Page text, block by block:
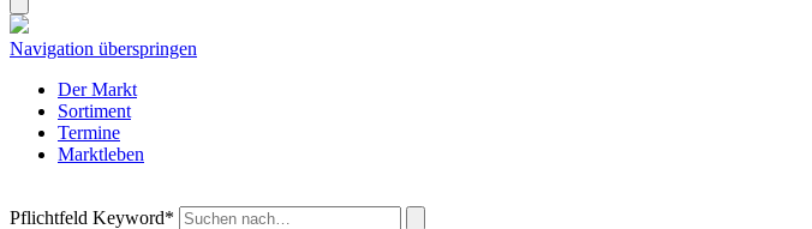
Navigation überspringen
Der Markt
Sortiment
Termine
Marktleben
Pflichtfeld Keyword*